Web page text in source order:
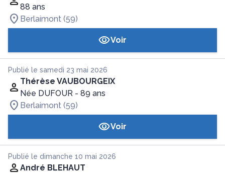
88 ans
Berlaimont (59)
Voir
Publié le samedi 23 mai 2026
Thérèse VAUBOURGEIX
Née DUFOUR - 89 ans
Berlaimont (59)
Voir
Publié le dimanche 10 mai 2026
André BLEHAUT